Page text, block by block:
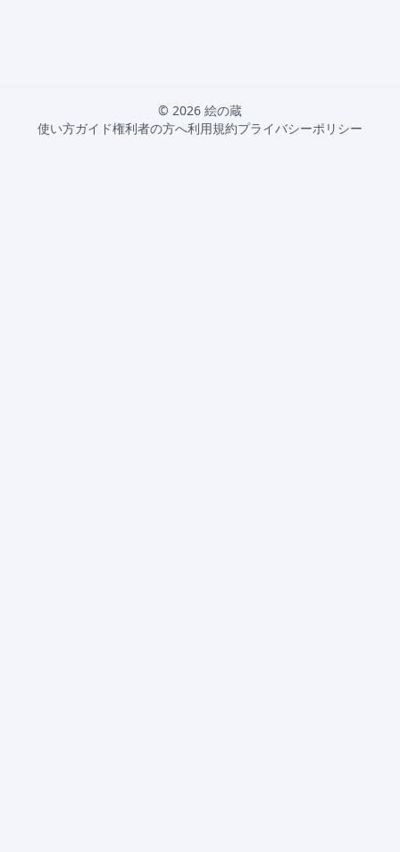
© 2026 絵の蔵
使い方ガイド権利者の方へ利用規約プライバシーポリシー